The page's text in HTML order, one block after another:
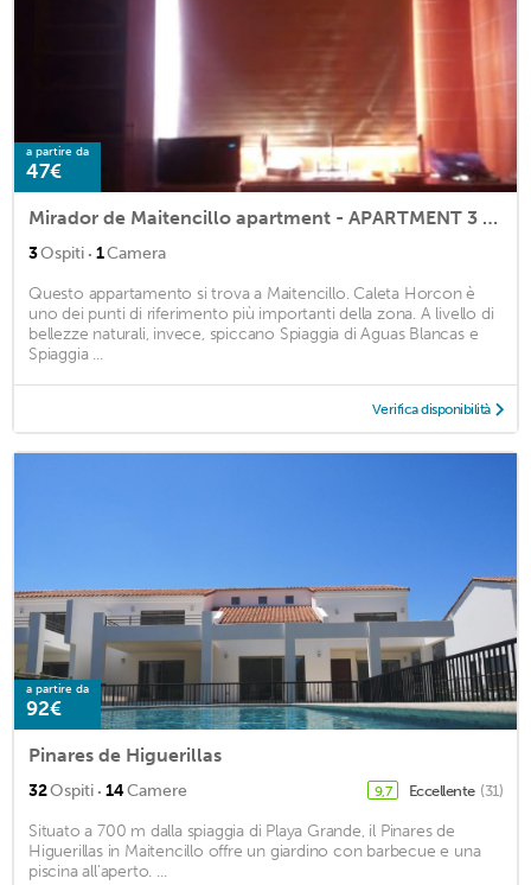
a partire da
47€
Mirador de Maitencillo apartment - APARTMENT 3 for 2 people
3Ospiti · 1Camera
Questo appartamento si trova a Maitencillo. Caleta Horcon è
uno dei punti di riferimento più importanti della zona. A livello di
bellezze naturali, invece, spiccano Spiaggia di Aguas Blancas e
Spiaggia ...
Verifica disponibilità
a partire da
92€
Pinares de Higuerillas
32Ospiti · 14Camere 9,7 Eccellente (31)
Situato a 700 m dalla spiaggia di Playa Grande, il Pinares de
Higuerillas in Maitencillo offre un giardino con barbecue e una
piscina all'aperto. ...